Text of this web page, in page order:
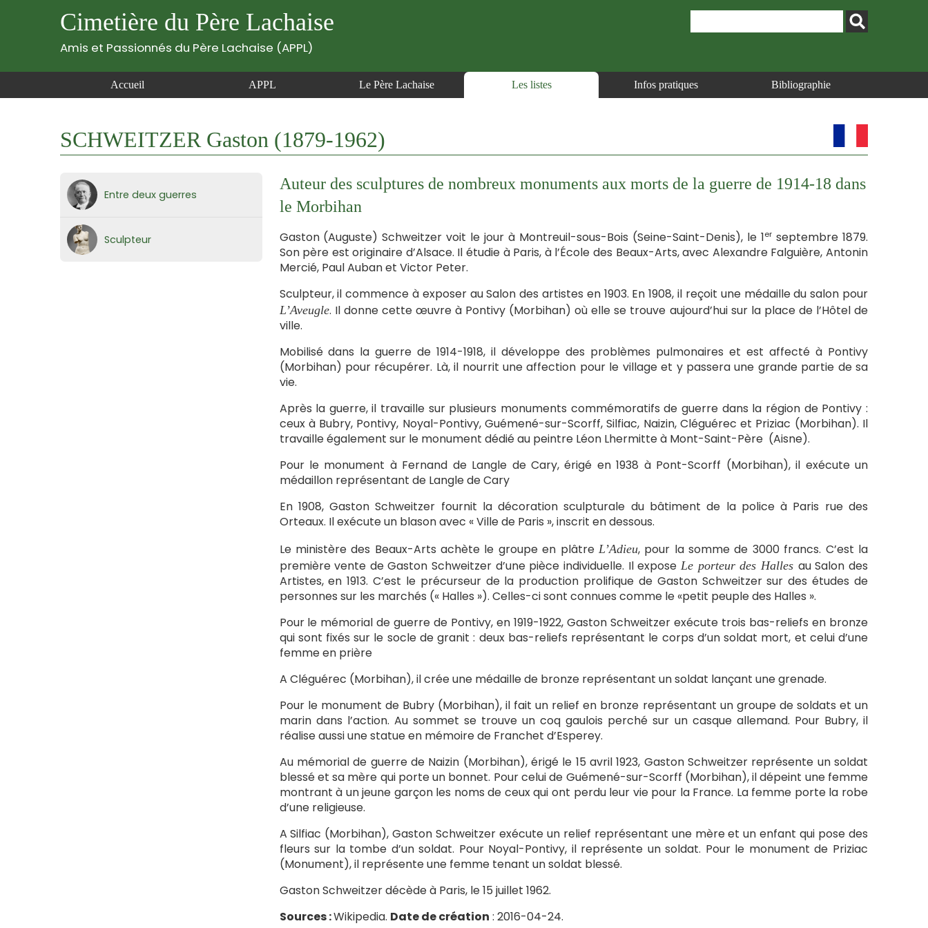
Cimetière du Père Lachaise
Amis et Passionnés du Père Lachaise (APPL)
Accueil APPL Le Père Lachaise Les listes Infos pratiques Bibliographie
SCHWEITZER Gaston (1879-1962)
Entre deux guerres
Sculpteur
Auteur des sculptures de nombreux monuments aux morts de la guerre de 1914-18 dans
le Morbihan
Gaston (Auguste) Schweitzer voit le jour à Montreuil-sous-Bois (Seine-Saint-Denis), le 1er septembre 1879.
Son père est originaire d’Alsace. Il étudie à Paris, à l’École des Beaux-Arts, avec Alexandre Falguière, Antonin
Mercié, Paul Auban et Victor Peter.
Sculpteur, il commence à exposer au Salon des artistes en 1903. En 1908, il reçoit une médaille du salon pour
L’Aveugle. Il donne cette œuvre à Pontivy (Morbihan) où elle se trouve aujourd’hui sur la place de l’Hôtel de
ville.
Mobilisé dans la guerre de 1914-1918, il développe des problèmes pulmonaires et est affecté à Pontivy
(Morbihan) pour récupérer. Là, il nourrit une affection pour le village et y passera une grande partie de sa
vie.
Après la guerre, il travaille sur plusieurs monuments commémoratifs de guerre dans la région de Pontivy :
ceux à Bubry, Pontivy, Noyal-Pontivy, Guémené-sur-Scorff, Silfiac, Naizin, Cléguérec et Priziac (Morbihan). Il
travaille également sur le monument dédié au peintre Léon Lhermitte à Mont-Saint-Père (Aisne).
Pour le monument à Fernand de Langle de Cary, érigé en 1938 à Pont-Scorff (Morbihan), il exécute un
médaillon représentant de Langle de Cary
En 1908, Gaston Schweitzer fournit la décoration sculpturale du bâtiment de la police à Paris rue des
Orteaux. Il exécute un blason avec « Ville de Paris », inscrit en dessous.
Le ministère des Beaux-Arts achète le groupe en plâtre L’Adieu, pour la somme de 3000 francs. C’est la
première vente de Gaston Schweitzer d’une pièce individuelle. Il exposeLe porteur des Halles au Salon des
Artistes, en 1913. C’est le précurseur de la production prolifique de Gaston Schweitzer sur des études de
personnes sur les marchés (« Halles »). Celles-ci sont connues comme le «petit peuple des Halles ».
Pour le mémorial de guerre de Pontivy, en 1919-1922, Gaston Schweitzer exécute trois bas-reliefs en bronze
qui sont fixés sur le socle de granit : deux bas-reliefs représentant le corps d’un soldat mort, et celui d’une
femme en prière
A Cléguérec (Morbihan), il crée une médaille de bronze représentant un soldat lançant une grenade.
Pour le monument de Bubry (Morbihan), il fait un relief en bronze représentant un groupe de soldats et un
marin dans l’action. Au sommet se trouve un coq gaulois perché sur un casque allemand. Pour Bubry, il
réalise aussi une statue en mémoire de Franchet d’Esperey.
Au mémorial de guerre de Naizin (Morbihan), érigé le 15 avril 1923, Gaston Schweitzer représente un soldat
blessé et sa mère qui porte un bonnet. Pour celui de Guémené-sur-Scorff (Morbihan), il dépeint une femme
montrant à un jeune garçon les noms de ceux qui ont perdu leur vie pour la France. La femme porte la robe
d’une religieuse.
A Silfiac (Morbihan), Gaston Schweitzer exécute un relief représentant une mère et un enfant qui pose des
fleurs sur la tombe d’un soldat. Pour Noyal-Pontivy, il représente un soldat. Pour le monument de Priziac
(Monument), il représente une femme tenant un soldat blessé.
Gaston Schweitzer décède à Paris, le 15 juillet 1962.
Sources :Wikipedia. Date de création : 2016-04-24.